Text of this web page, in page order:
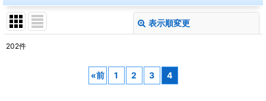
表示順変更
202件
«前 1 2 3 4